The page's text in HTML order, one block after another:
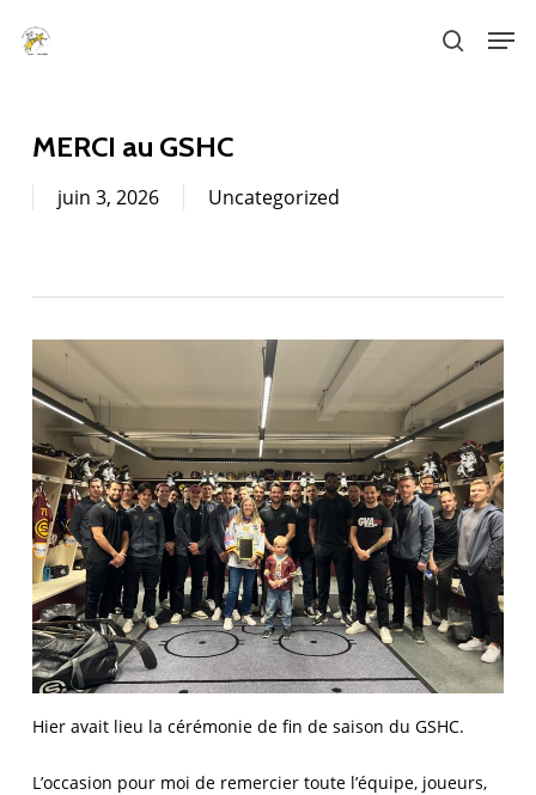
search
MERCI au GSHC
juin 3, 2026 Uncategorized
Hier avait lieu la cérémonie de fin de saison du GSHC.
L’occasion pour moi de remercier toute l’équipe, joueurs,